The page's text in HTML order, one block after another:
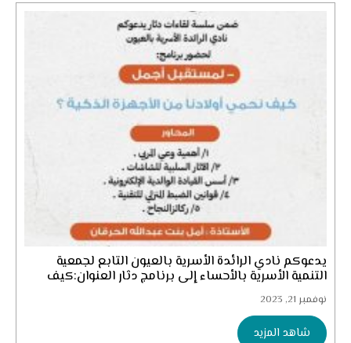
يدعوكم نادي الرائدة الأسرية بالعيون التابع لجمعية
التنمية الأسرية بالأحساء إلى برنامج دثار العنوان:كيف
نحمي...
نوفمبر 21, 2023
شاهد المزيد